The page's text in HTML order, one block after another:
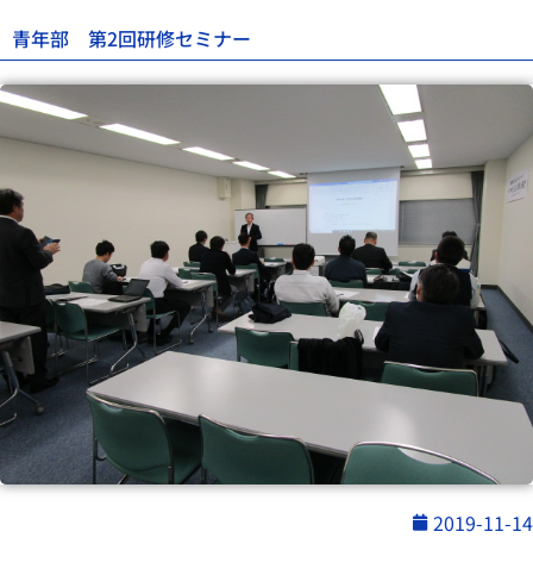
青年部 第2回研修セミナー
2019-11-14